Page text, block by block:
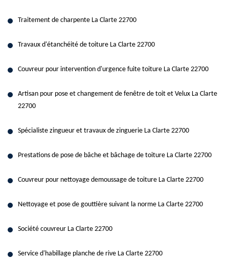
Traitement de charpente La Clarte 22700
Travaux d'étanchéité de toiture La Clarte 22700
Couvreur pour intervention d'urgence fuite toiture La Clarte 22700
Artisan pour pose et changement de fenêtre de toit et Velux La Clarte
22700
Spécialiste zingueur et travaux de zinguerie La Clarte 22700
Prestations de pose de bâche et bâchage de toiture La Clarte 22700
Couvreur pour nettoyage demoussage de toiture La Clarte 22700
Nettoyage et pose de gouttière suivant la norme La Clarte 22700
Société couvreur La Clarte 22700
Service d'habillage planche de rive La Clarte 22700